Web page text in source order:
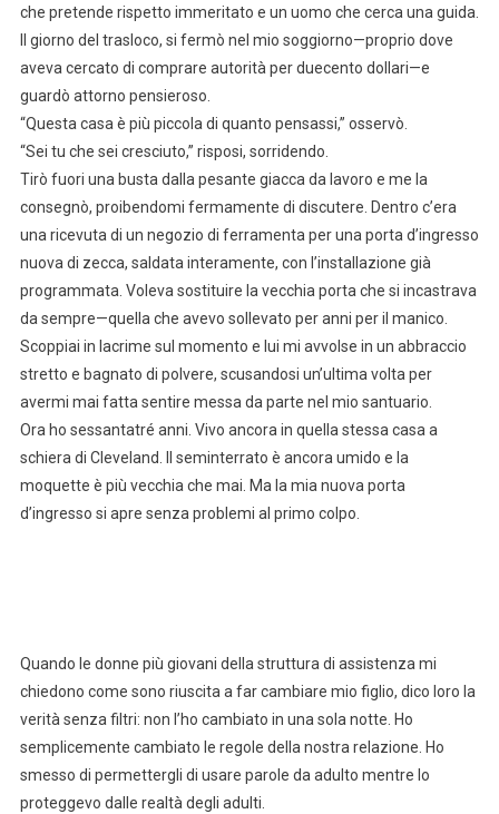
che pretende rispetto immeritato e un uomo che cerca una guida.
Il giorno del trasloco, si fermò nel mio soggiorno—proprio dove
aveva cercato di comprare autorità per duecento dollari—e
guardò attorno pensieroso.
“Questa casa è più piccola di quanto pensassi,” osservò.
“Sei tu che sei cresciuto,” risposi, sorridendo.
Tirò fuori una busta dalla pesante giacca da lavoro e me la
consegnò, proibendomi fermamente di discutere. Dentro c’era
una ricevuta di un negozio di ferramenta per una porta d’ingresso
nuova di zecca, saldata interamente, con l’installazione già
programmata. Voleva sostituire la vecchia porta che si incastrava
da sempre—quella che avevo sollevato per anni per il manico.
Scoppiai in lacrime sul momento e lui mi avvolse in un abbraccio
stretto e bagnato di polvere, scusandosi un’ultima volta per
avermi mai fatta sentire messa da parte nel mio santuario.
Ora ho sessantatré anni. Vivo ancora in quella stessa casa a
schiera di Cleveland. Il seminterrato è ancora umido e la
moquette è più vecchia che mai. Ma la mia nuova porta
d’ingresso si apre senza problemi al primo colpo.
Quando le donne più giovani della struttura di assistenza mi
chiedono come sono riuscita a far cambiare mio figlio, dico loro la
verità senza filtri: non l’ho cambiato in una sola notte. Ho
semplicemente cambiato le regole della nostra relazione. Ho
smesso di permettergli di usare parole da adulto mentre lo
proteggevo dalle realtà degli adulti.